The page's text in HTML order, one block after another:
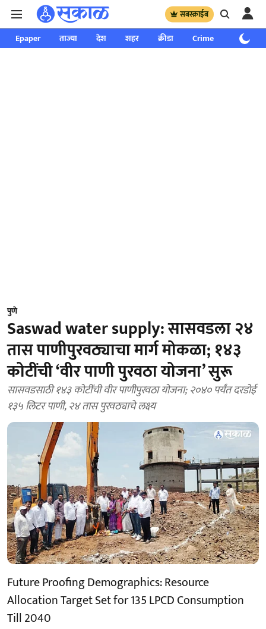
सबस्क्राईब
Epaper ताज्या देश शहर क्रीडा Crime साप्ताहिक
पुणे
Saswad water supply: सासवडला २४
तास पाणीपुरवठ्याचा मार्ग मोकळा; १४३
कोटींची ‘वीर पाणी पुरवठा योजना’ सुरू
सासवडसाठी १४३ कोटींची वीर पाणीपुरवठा योजना; २०४० पर्यंत दरडोई
१३५ लिटर पाणी, २४ तास पुरवठ्याचे लक्ष्य
Future Proofing Demographics: Resource
Allocation Target Set for 135 LPCD Consumption
Till 2040